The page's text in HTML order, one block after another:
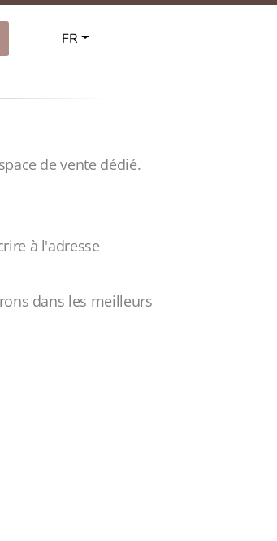
FR
de vente dédié.
à l'adresse
dans les meilleurs